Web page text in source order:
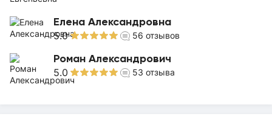
Елена Александровна
5.0 56 отзывов
Роман Александрович
5.0 53 отзыва